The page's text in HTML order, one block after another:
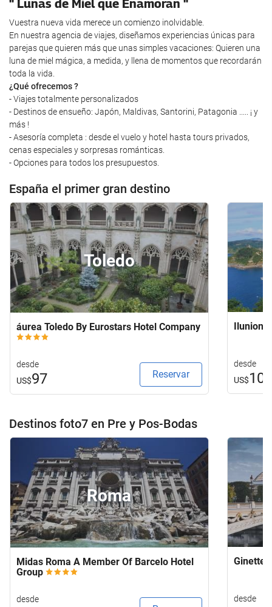
" Lunas de Miel que Enamoran "
Vuestra nueva vida merece un comienzo inolvidable.
En nuestra agencia de viajes, diseñamos experiencias únicas para
parejas que quieren más que unas simples vacaciones: Quieren una
luna de miel mágica, a medida, y llena de momentos que recordarán
toda la vida.
¿Qué ofrecemos ?
- Viajes totalmente personalizados
- Destinos de ensueño: Japón, Maldivas, Santorini, Patagonia ..... ¡ y
más !
- Asesoría completa : desde el vuelo y hotel hasta tours privados,
cenas especiales y sorpresas románticas.
- Opciones para todos los presupuestos.
España el primer gran destino
Toledo
áurea Toledo By Eurostars Hotel Company
desde
US$97 Reservar
Ilunion
desde
US$
Destinos foto7 en Pre y Pos-Bodas
Roma
Midas Roma A Member Of Barcelo Hotel
Group
desde
Ginette
desde